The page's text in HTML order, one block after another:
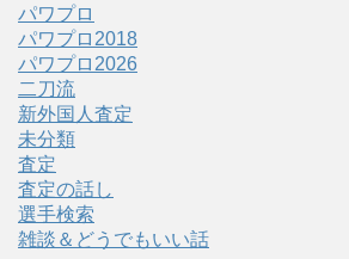
パワプロ
パワプロ2018
パワプロ2026
二刀流
新外国人査定
未分類
査定
査定の話し
選手検索
雑談＆どうでもいい話